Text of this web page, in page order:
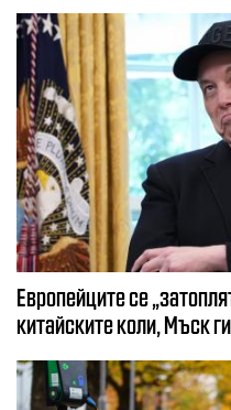
Европейците се
китайските коли, Мъск